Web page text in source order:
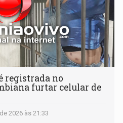
registrada no
furtar celular de
2026 às 21:33